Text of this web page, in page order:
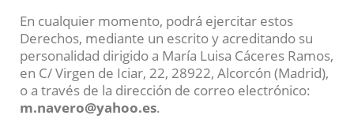
En cualquier momento, podrá ejercitar estos
Derechos, mediante un escrito y acreditando su
personalidad dirigido a María Luisa Cáceres Ramos,
en C/ Virgen de Iciar, 22, 28922, Alcorcón (Madrid),
o a través de la dirección de correo electrónico:
m.navero@yahoo.es.